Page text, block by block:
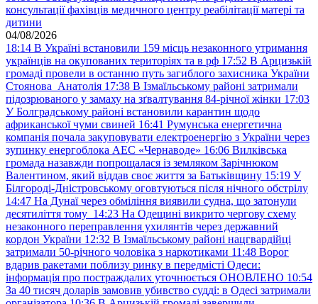
консультації фахівців медичного центру реабілітації матері та
дитини
04/08/2026
18:14 В Україні встановили 159 місць незаконного утримання
українців на окупованих територіях та в рф 17:52 В Арцизькій
громаді провели в останню путь загиблого захисника України
Стоянова Анатолія 17:38 В Ізмаїльському районі затримали
підозрюваного у замаху на зґвалтування 84-річної жінки 17:03
У Болградському районі встановили карантин щодо
африканської чуми свиней 16:41 Румунська енергетична
компанія почала закуповувати електроенергію з України через
зупинку енергоблока АЕС «Чернаводе» 16:06 Вилківська
громада назавжди попрощалася із земляком Зарічнюком
Валентином, який віддав своє життя за Батьківщину 15:19 У
Білгороді-Дністровському оговтуються після нічного обстрілу
14:47 На Дунаї через обміління виявили судна, що затонули
десятиліття тому 14:23 На Одещині викрито чергову схему
незаконного переправлення ухилянтів через державний
кордон України 12:32 В Ізмаїльському районі нацгвардійці
затримали 50-річного чоловіка з наркотиками 11:48 Ворог
вдарив ракетами поблизу ринку в передмісті Одеси:
інформація про постраждалих уточнюється ОНОВЛЕНО 10:54
За 40 тисяч доларів замовив убивство судді: в Одесі затримали